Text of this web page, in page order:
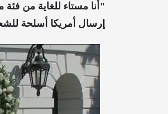
"أنا مستاء للغاية من
إرسال أمريكا أسلحة